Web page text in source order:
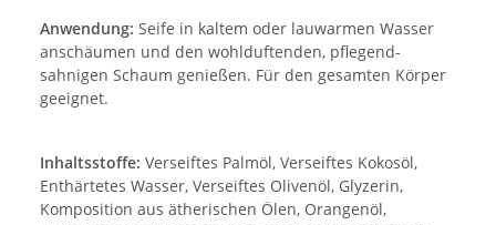
Anwendung: Seife in kaltem oder lauwarmen Wasser
anschäumen und den wohlduftenden, pflegend-
sahnigen Schaum genießen. Für den gesamten Körper
geeignet.
Inhaltsstoffe: Verseiftes Palmöl, Verseiftes Kokosöl,
Enthärtetes Wasser, Verseiftes Olivenöl, Glyzerin,
Komposition aus ätherischen Ölen, Orangenöl,